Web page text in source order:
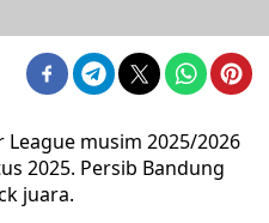
League musim 2025/2026
2025. Persib Bandung
juara.